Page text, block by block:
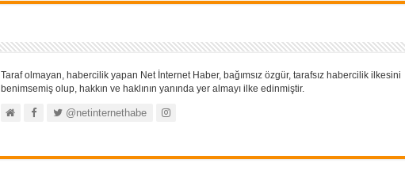
Taraf olmayan, habercilik yapan Net İnternet Haber, bağımsız özgür, tarafsız habercilik ilkesini
benimsemiş olup, hakkın ve haklının yanında yer almayı ilke edinmiştir.
@netinternethabe